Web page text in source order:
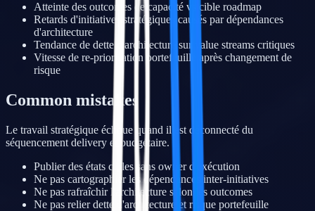
Atteinte des outcomes de capacité vs cible roadmap
Retards d'initiatives stratégiques causés par dépendances
d'architecture
Tendance de dette d'architecture sur value streams critiques
Vitesse de re-priorisation portefeuille après changement de
risque
Common mistakes
Le travail stratégique échoue quand il est déconnecté du
séquencement delivery et budgétaire.
Publier des états cibles sans owner d'exécution
Ne pas cartographier les dépendances inter-initiatives
Ne pas rafraîchir l'architecture selon les outcomes
Ne pas relier dette d'architecture et risque portefeuille